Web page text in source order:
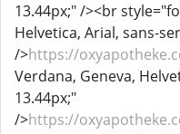
13.44px;" /><br
Helvetica, Arial, sans-
/>https://
Verdana, Geneva,
13.44px;"
/>https://